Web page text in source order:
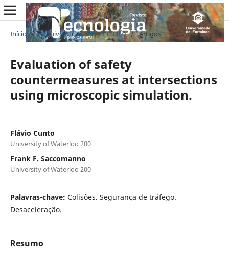
Início / Arquivos / v. 28 n. 1 (2007) / Artigos
Evaluation of safety
countermeasures at intersections
using microscopic simulation.
Flávio Cunto
University of Waterloo 200
Frank F. Saccomanno
University of Waterloo 200
Palavras-chave: Colisões. Segurança de tráfego.
Desaceleração.
Resumo